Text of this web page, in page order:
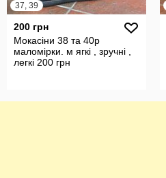
37, 39
200 грн
Мокасіни 38 та 40р
маломірки. м ягкі , зручні ,
легкі 200 грн